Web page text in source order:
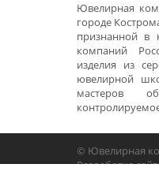
Ювелирная
городе
признанной в
компаний
изделия из
ювелирной
мастеров
© Ювелирная
Разработка